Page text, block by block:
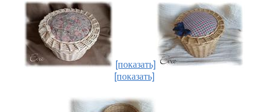
[показать]
[показать]